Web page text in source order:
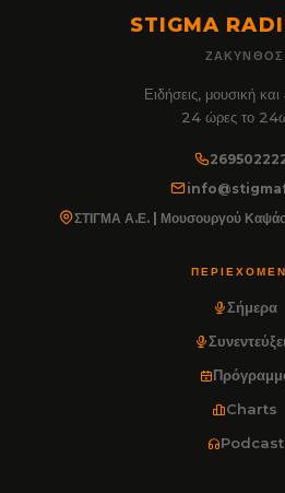
STIGMA
ΖΆΚΥΝΘΟΣ
Ειδήσεις, μουσική
24 ώρες το
ΣΤΙΓΜΑ Α.Ε. | Μουσουργού
Σήμερα
Charts
Podcast